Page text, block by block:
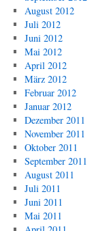
August 2012
Juli 2012
Juni 2012
Mai 2012
April 2012
März 2012
Februar 2012
Januar 2012
Dezember 2011
November 2011
Oktober 2011
September 2011
August 2011
Juli 2011
Juni 2011
Mai 2011